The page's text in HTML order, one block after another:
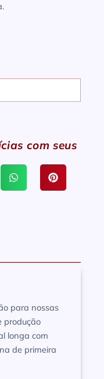
com seus
para nossas
produção
longa com
de primeira